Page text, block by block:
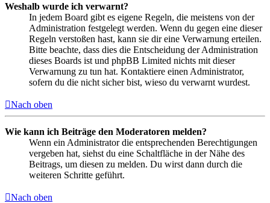
Weshalb wurde ich verwarnt?
In jedem Board gibt es eigene Regeln, die meistens von der
Administration festgelegt werden. Wenn du gegen eine dieser
Regeln verstoßen hast, kann sie dir eine Verwarnung erteilen.
Bitte beachte, dass dies die Entscheidung der Administration
dieses Boards ist und phpBB Limited nichts mit dieser
Verwarnung zu tun hat. Kontaktiere einen Administrator,
sofern du die nicht sicher bist, wieso du verwarnt wurdest.
Nach oben
Wie kann ich Beiträge den Moderatoren melden?
Wenn ein Administrator die entsprechenden Berechtigungen
vergeben hat, siehst du eine Schaltfläche in der Nähe des
Beitrags, um diesen zu melden. Du wirst dann durch die
weiteren Schritte geführt.
Nach oben